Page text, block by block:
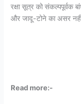
रक्षा सूत्र को संकल्पपूर्वक
और जादू-टोने का असर नहीं
Read more:-